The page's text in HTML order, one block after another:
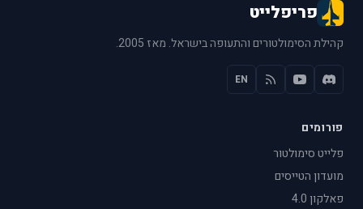
פריפלייט
קהילת הסימולטורים והתעופה בישראל. מאז 2005.
EN
פורומים
פלייט סימולטור
מועדון הטייסים
פאלקון 4.0